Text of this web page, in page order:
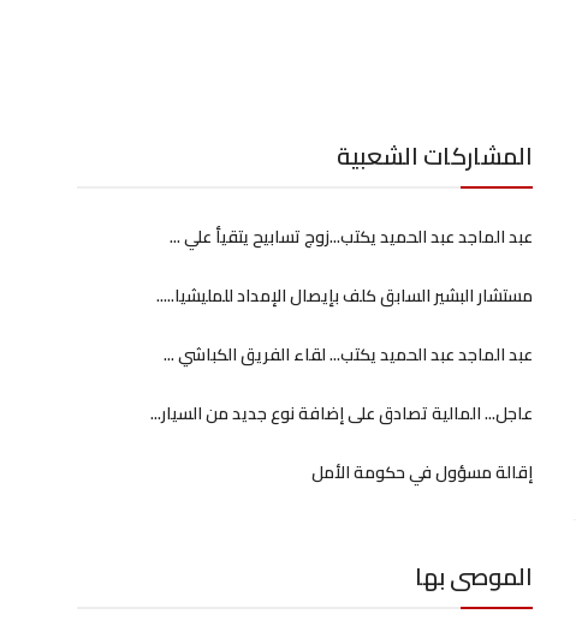
المشاركات الشعبية
عبد الماجد عبد الحميد يكتب...زوج تسابيح يتقيأ علي ...
مستشار البشير السابق كلف بإيصال الإمداد للمليشيا.....
عبد الماجد عبد الحميد يكتب... لقاء الفريق الكباشي ...
عاجل... المالية تصادق على إضافة نوع جديد من السيار...
إقالة مسؤول في حكومة الأمل
الموصى بها